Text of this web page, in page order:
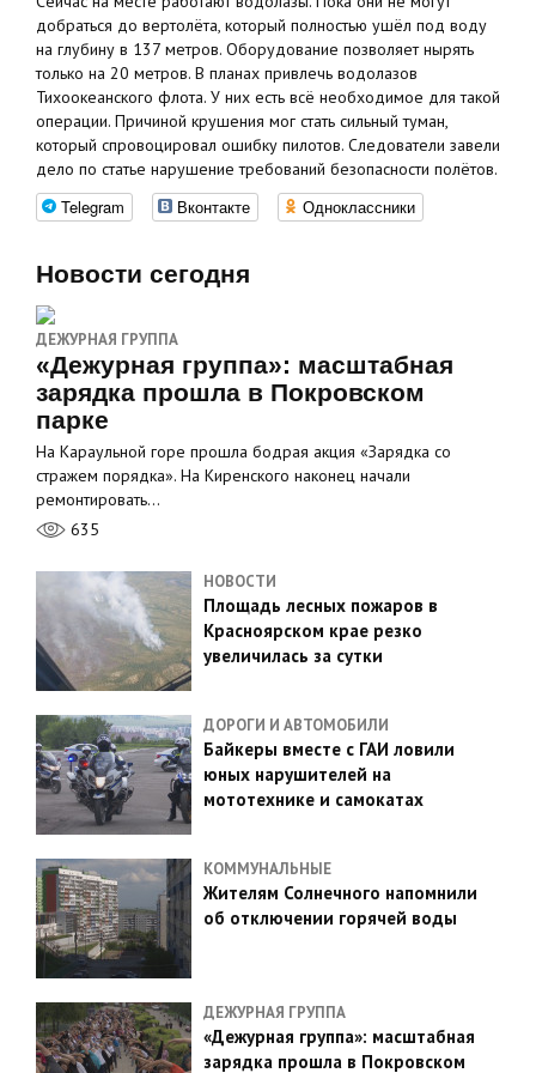
добраться до вертолёта, который полностью ушёл под воду
на глубину в 137 метров. Оборудование позволяет нырять
только на 20 метров. В планах привлечь водолазов
Тихоокеанского флота. У них есть всё необходимое для такой
операции. Причиной крушения мог стать сильный туман,
который спровоцировал ошибку пилотов. Следователи завели
дело по статье нарушение требований безопасности полётов.
Telegram Вконтакте Одноклассники
Новости сегодня
ДЕЖУРНАЯ ГРУППА
«Дежурная группа»: масштабная
зарядка прошла в Покровском
парке
На Караульной горе прошла бодрая акция «Зарядка со
стражем порядка». На Киренского наконец начали
ремонтировать…
635
НОВОСТИ
Площадь лесных пожаров в
Красноярском крае резко
увеличилась за сутки
ДОРОГИ И АВТОМОБИЛИ
Байкеры вместе с ГАИ ловили
юных нарушителей на
мототехнике и самокатах
КОММУНАЛЬНЫЕ
Жителям Солнечного напомнили
об отключении горячей воды
ДЕЖУРНАЯ ГРУППА
«Дежурная группа»: масштабная
зарядка прошла в Покровском